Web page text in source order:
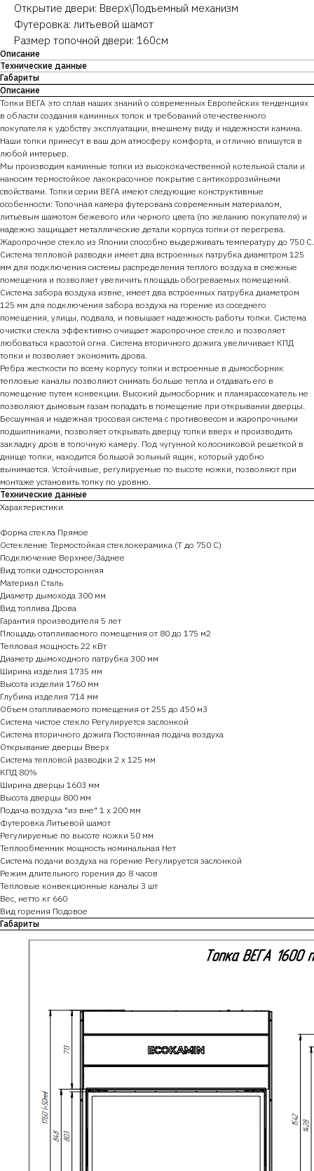
Открытие двери: Вверх\Подъемный механизм
Футеровка: литьевой шамот
Размер топочной двери: 160см
Описание
Технические данные
Габариты
Описание
Топки ВЕГА это сплав наших знаний о современных Европейских тенденциях
в области создания каминных топок и требований отечественного
покупателя к удобству эксплуатации, внешнему виду и надежности камина.
Наши топки принесут в ваш дом атмосферу комфорта, и отлично впишутся в
любой интерьер.
Мы производим каминные топки из высококачественной котельной стали и
наносим термостойкое лакокрасочное покрытие с антикоррозийными
свойствами. Топки серии ВЕГА имеют следующие конструктивные
особенности: Топочная камера футерована современным материалом,
литьевым шамотом бежевого или черного цвета (по желанию покупателя) и
надежно защищает металлические детали корпуса топки от перегрева.
Жаропрочное стекло из Японии способно выдерживать температуру до 750 С.
Система тепловой разводки имеет два встроенных патрубка диаметром 125
мм для подключения системы распределения теплого воздуха в смежные
помещения и позволяет увеличить площадь обогреваемых помещений.
Система забора воздуха извне, имеет два встроенных патрубка диаметром
125 мм для подключения забора воздуха на горение из соседнего
помещения, улицы, подвала, и повышает надежность работы топки. Система
очистки стекла эффективно очищает жаропрочное стекло и позволяет
любоваться красотой огня. Система вторичного дожига увеличивает КПД
топки и позволяет экономить дрова.
Ребра жесткости по всему корпусу топки и встроенные в дымосборник
тепловые каналы позволяют снимать больше тепла и отдавать его в
помещение путем конвекции. Высокий дымосборник и пламярассекатель не
позволяют дымовым газам попадать в помещение при открывании дверцы.
Бесшумная и надежная тросовая система с противовесом и жаропрочными
подшипниками, позволяет открывать дверцу топки вверх и производить
закладку дров в топочную камеру. Под чугунной колосниковой решеткой в
днище топки, находится большой зольный ящик, который удобно
вынимается. Устойчивые, регулируемые по высоте ножки, позволяют при
монтаже установить топку по уровню.
Технические данные
Характеристики
Форма стекла Прямое
Остекление Термостойкая стеклокерамика (Т до 750 С)
Подключение Верхнее/Заднее
Вид топки односторонняя
Материал Сталь
Диаметр дымохода 300 мм
Вид топлива Дрова
Гарантия производителя 5 лет
Площадь отапливаемого помещения от 80 до 175 м2
Тепловая мощность 22 кВт
Диаметр дымоходного патрубка 300 мм
Ширина изделия 1735 мм
Высота изделия 1760 мм
Глубина изделия 714 мм
Объем отапливаемого помещения от 255 до 450 м3
Система чистое стекло Регулируется заслонкой
Система вторичного дожига Постоянная подача воздуха
Открывание дверцы Вверх
Система тепловой разводки 2 х 125 мм
КПД 80%
Ширина дверцы 1603 мм
Высота дверцы 800 мм
Подача воздуха "из вне" 1 х 200 мм
Футеровка Литьевой шамот
Регулируемые по высоте ножки 50 мм
Теплообменник мощность номинальная Нет
Система подачи воздуха на горение Регулируется заслонкой
Режим длительного горения до 8 часов
Тепловые конвекционные каналы 3 шт
Вес, нетто кг 660
Вид горения Подовое
Габариты